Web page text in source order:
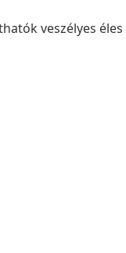
veszélyes éles